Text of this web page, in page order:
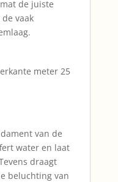
de juiste
vaak
meter 25
van de
water en laat
draagt
beluchting van